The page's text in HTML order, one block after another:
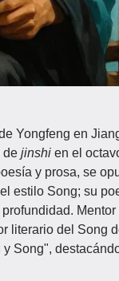
Yongfeng en
de jinshi en el
y prosa, se
estilo Song; su
literario del Song
Song",